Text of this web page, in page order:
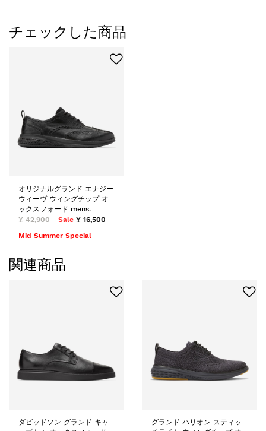
チェックした商品
オリジナルグランド エナジー
ウィーヴ ウィングチップ オ
ックスフォード mens.
¥ 42,900
Sale ¥ 16,500
Mid Summer Special
関連商品
ダビッドソン グランド キャ
グランド ハリオン スティッ